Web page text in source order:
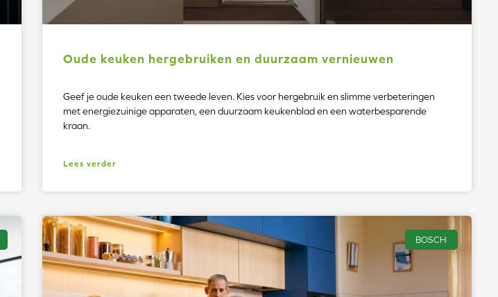
Oude keuken hergebruiken en duurzaam vernieuwen
Geef je oude keuken een tweede leven. Kies voor hergebruik en slimme verbeteringen
met energiezuinige apparaten, een duurzaam keukenblad en een waterbesparende
kraan.
Lees verder
BOSCH